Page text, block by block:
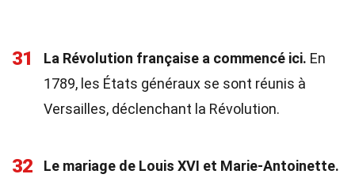
31 La Révolution française a commencé ici. En
1789, les États généraux se sont réunis à
Versailles, déclenchant la Révolution.
32
Le mariage de Louis XVI et Marie-Antoinette.